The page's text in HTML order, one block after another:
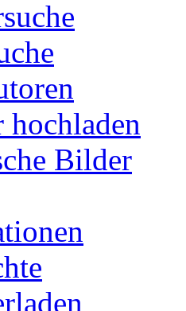
Bilder